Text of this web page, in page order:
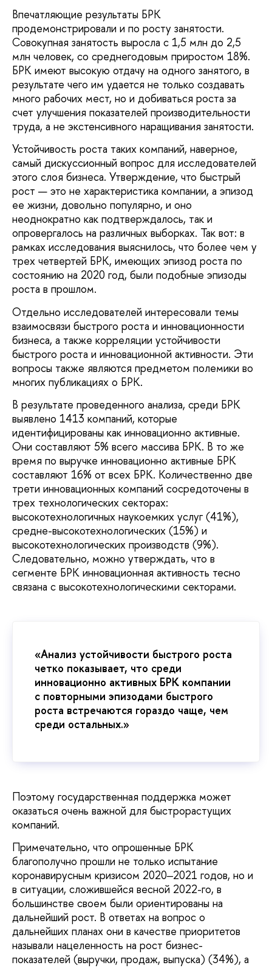
Впечатляющие результаты БРК
продемонстрировали и по росту занятости.
Совокупная занятость выросла с 1,5 млн до 2,5
млн человек, со среднегодовым приростом 18%.
БРК имеют высокую отдачу на одного занятого, в
результате чего им удается не только создавать
много рабочих мест, но и добиваться роста за
счет улучшения показателей производительности
труда, а не экстенсивного наращивания занятости.
Устойчивость роста таких компаний, наверное,
самый дискуссионный вопрос для исследователей
этого слоя бизнеса. Утверждение, что быстрый
рост — это не характеристика компании, а эпизод
ее жизни, довольно популярно, и оно
неоднократно как подтверждалось, так и
опровергалось на различных выборках. Так вот: в
рамках исследования выяснилось, что более чем у
трех четвертей БРК, имеющих эпизод роста по
состоянию на 2020 год, были подобные эпизоды
роста в прошлом.
Отдельно исследователей интересовали темы
взаимосвязи быстрого роста и инновационности
бизнеса, а также корреляции устойчивости
быстрого роста и инновационной активности. Эти
вопросы также являются предметом полемики во
многих публикациях о БРК.
В результате проведенного анализа, среди БРК
выявлено 1413 компаний, которые
идентифицированы как инновационно активные.
Они составляют 5% всего массива БРК. В то же
время по выручке инновационно активные БРК
составляют 16% от всех БРК. Количественно две
трети инновационных компаний сосредоточены в
трех технологических секторах:
высокотехнологичных наукоемких услуг (41%),
средне-высокотехнологических (15%) и
высокотехнологических производств (9%).
Следовательно, можно утверждать, что в
сегменте БРК инновационная активность тесно
связана с высокотехнологическими секторами.
«Анализ устойчивости быстрого роста
четко показывает, что среди
инновационно активных БРК компании
с повторными эпизодами быстрого
роста встречаются гораздо чаще, чем
среди остальных.»
Поэтому государственная поддержка может
оказаться очень важной для быстрорастущих
компаний.
Примечательно, что опрошенные БРК
благополучно прошли не только испытание
коронавирусным кризисом 2020‒2021 годов, но и
в ситуации, сложившейся весной 2022-го, в
большинстве своем были ориентированы на
дальнейший рост. В ответах на вопрос о
дальнейших планах они в качестве приоритетов
называли нацеленность на рост бизнес-
показателей (выручки, продаж, выпуска) (34%), а